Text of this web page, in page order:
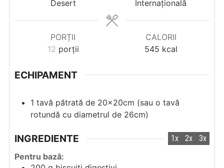
Desert Internațională
PORȚII
12 porții
CALORII
545 kcal
ECHIPAMENT
1 tavă pătrată de 20x20cm (sau o tavă
rotundă cu diametrul de 26cm)
INGREDIENTE 1x 2x 3x
Pentru bază: